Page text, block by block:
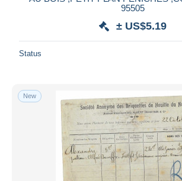
Closing in
From
Payment methods
PayPal
Bank transfer
Visa
MasterCard
95505
± US$5.19
Status
New